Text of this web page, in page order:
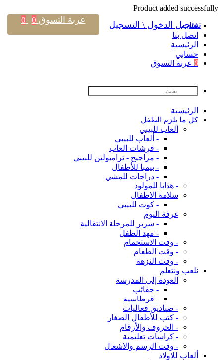
Product added successfully
فئات
اتصل بنا
اﻟﺮﺋﻴﺴﻴﺔ
حسابي
0 عربة التسوق
اﻟﺮﺋﻴﺴﻴﺔ
كل ما يلزم الطفل
ألعاب للبيبي
- ألعاب للبيبي
- فرشات العاب
- مراجيح - ترامبولين للبيبي
- بيمبا للأطفال
- دراجات للمشي
- هدايا للمولود
سلامة الاطفال
- كوت للبيبي
غرفة النوم
- سرير للمرحلة الانتقالية
- مهد الطفل
- وقت الاستحمام
- وقت الطعام
- وقت النزهة
نلعب ونتعلم
العودة إلى المدرسة
- حقائب
- قرطاسية
- صناديق فعاليات
- كتب للأطفال الصغار
- الحروف والأرقام
- كراسات تعليمية
- وقت الرسم والاشغال
ألعاب للاولاد
تسجيل الدخول \ التسجيل عربة التسوق 0
0